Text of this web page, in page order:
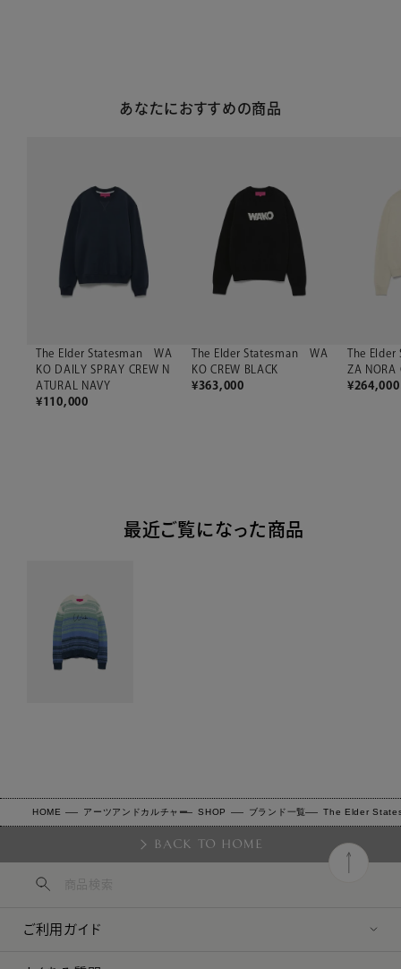
あなたにおすすめの商品
The Elder Statesman WA
KO DAILY SPRAY CREW N
ATURAL NAVY
¥110,000
The Elder Statesman WA
KO CREW BLACK
¥363,000
The
ZA NORA
¥264,000
最近ご覧になった商品
HOME アーツアンドカルチャー SHOP ブランド一覧 The Elder
BACK TO HOME
ご利用ガイド